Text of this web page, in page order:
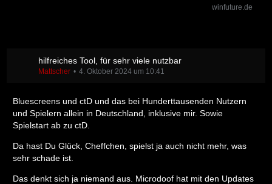
winfuture.de
hilfreiches Tool, für sehr viele nutzbar
Mattscher 4. Oktober 2024 um 10:41
Bluescreens und ctD und das bei Hunderttausenden Nutzern
und Spielern allein in Deutschland, inklusive mir. Sowie
Spielstart ab zu ctD.
Da hast Du Glück, Cheffchen, spielst ja auch nicht mehr, was
sehr schade ist.
Das denkt sich ja niemand aus. Microdoof hat mit den Updates